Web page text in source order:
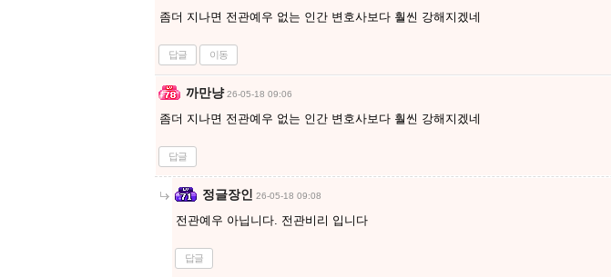
좀더 지나면 전관예우 없는 인간 변호사보다 훨씬 강해지겠네
답글 이동
까만냥 26-05-18 09:06
좀더 지나면 전관예우 없는 인간 변호사보다 훨씬 강해지겠네
답글
정글장인 26-05-18 09:08
전관예우 아닙니다. 전관비리 입니다
답글